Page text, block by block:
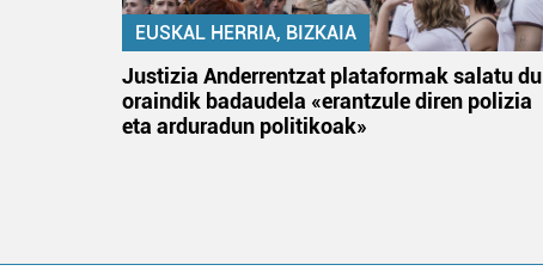
EUSKAL HERRIA, BIZKAIA
Justizia Anderrentzat plataformak salatu du
oraindik badaudela «erantzule diren polizia
eta arduradun politikoak»